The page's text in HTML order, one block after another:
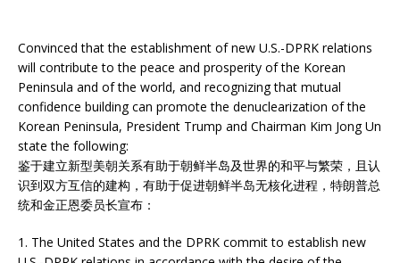
Convinced that the establishment of new U.S.-DPRK relations
will contribute to the peace and prosperity of the Korean
Peninsula and of the world, and recognizing that mutual
confidence building can promote the denuclearization of the
Korean Peninsula, President Trump and Chairman Kim Jong Un
state the following:
鉴于建立新型美朝关系有助于朝鲜半岛及世界的和平与繁荣，且认
识到双方互信的建构，有助于促进朝鲜半岛无核化进程，特朗普总
统和金正恩委员长宣布：
1. The United States and the DPRK commit to establish new